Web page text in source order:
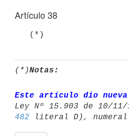
Artículo 38
   (*)
(*)Notas:
Este artículo dio
482